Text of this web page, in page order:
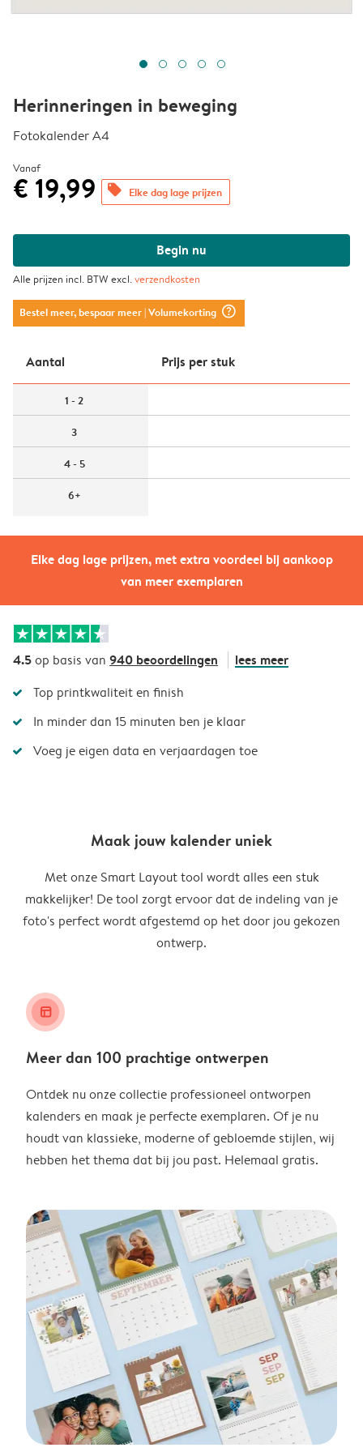
Elke dag lage prijzen, met extra voordeel bij aankoop
van meer exemplaren
Herinneringen in beweging
Fotokalender A4
Vanaf
€ 19,99 offers Elke dag lage prijzen
Begin nu
Alle prijzen incl. BTW excl.verzendkosten
Bestel meer, bespaar meer| Volumekorting question_mark_circle
Aantal Prijs per stuk
1 - 2
3
4 - 5
6+
4.5op basis van 940 beoordelingen lees meer
Top printkwaliteit en finish
In minder dan 15 minuten ben je klaar
Voeg je eigen data en verjaardagen toe
Maak jouw kalender uniek
Met onze Smart Layout tool wordt alles een stuk
makkelijker! De tool zorgt ervoor dat de indeling van je
foto's perfect wordt afgestemd op het door jou gekozen
ontwerp.
layout_alt
Meer dan 100 prachtige ontwerpen
Ontdek nu onze collectie professioneel ontworpen
kalenders en maak je perfecte exemplaren. Of je nu
houdt van klassieke, moderne of gebloemde stijlen, wij
hebben het thema dat bij jou past. Helemaal gratis.